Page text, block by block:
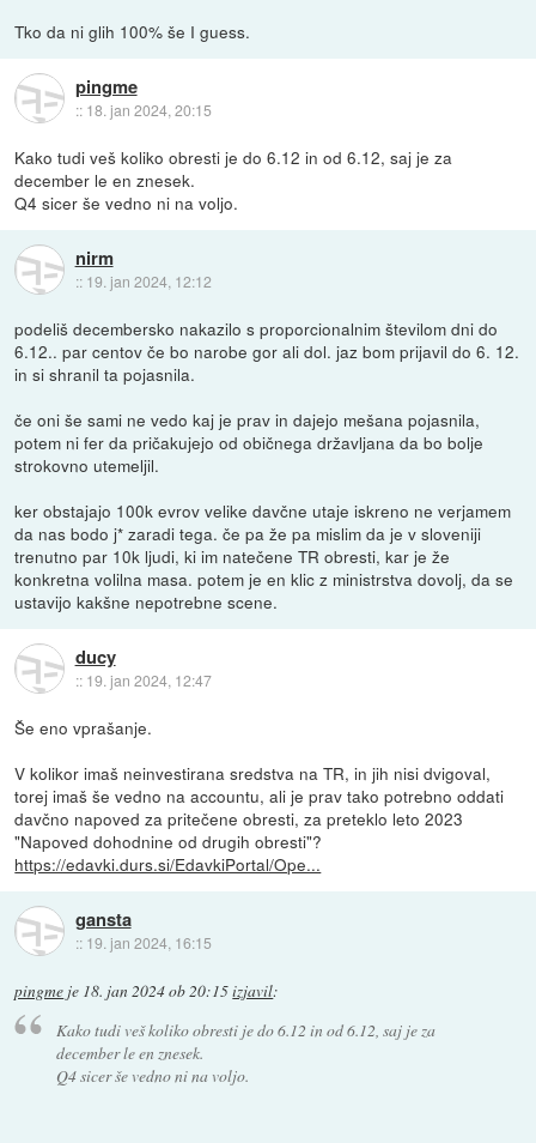
Tko da ni glih 100% še I guess.
pingme
:: 18. jan 2024, 20:15
Kako tudi veš koliko obresti je do 6.12 in od 6.12, saj je za
december le en znesek.
Q4 sicer še vedno ni na voljo.
nirm
:: 19. jan 2024, 12:12
podeliš decembersko nakazilo s proporcionalnim številom dni do
6.12.. par centov če bo narobe gor ali dol. jaz bom prijavil do 6. 12.
in si shranil ta pojasnila.
če oni še sami ne vedo kaj je prav in dajejo mešana pojasnila,
potem ni fer da pričakujejo od običnega državljana da bo bolje
strokovno utemeljil.
ker obstajajo 100k evrov velike davčne utaje iskreno ne verjamem
da nas bodo j* zaradi tega. če pa že pa mislim da je v sloveniji
trenutno par 10k ljudi, ki im natečene TR obresti, kar je že
konkretna volilna masa. potem je en klic z ministrstva dovolj, da se
ustavijo kakšne nepotrebne scene.
ducy
:: 19. jan 2024, 12:47
Še eno vprašanje.
V kolikor imaš neinvestirana sredstva na TR, in jih nisi dvigoval,
torej imaš še vedno na accountu, ali je prav tako potrebno oddati
davčno napoved za pritečene obresti, za preteklo leto 2023
"Napoved dohodnine od drugih obresti"?
https://edavki.durs.si/EdavkiPortal/Ope...
gansta
:: 19. jan 2024, 16:15
pingme je 18. jan 2024 ob 20:15izjavil:
Kako tudi veš koliko obresti je do 6.12 in od 6.12, saj je za
december le en znesek.
Q4 sicer še vedno ni na voljo.